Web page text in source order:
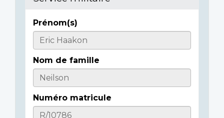
Casualty
Details
Prénom(s)
Nom de famille
Numéro matricule